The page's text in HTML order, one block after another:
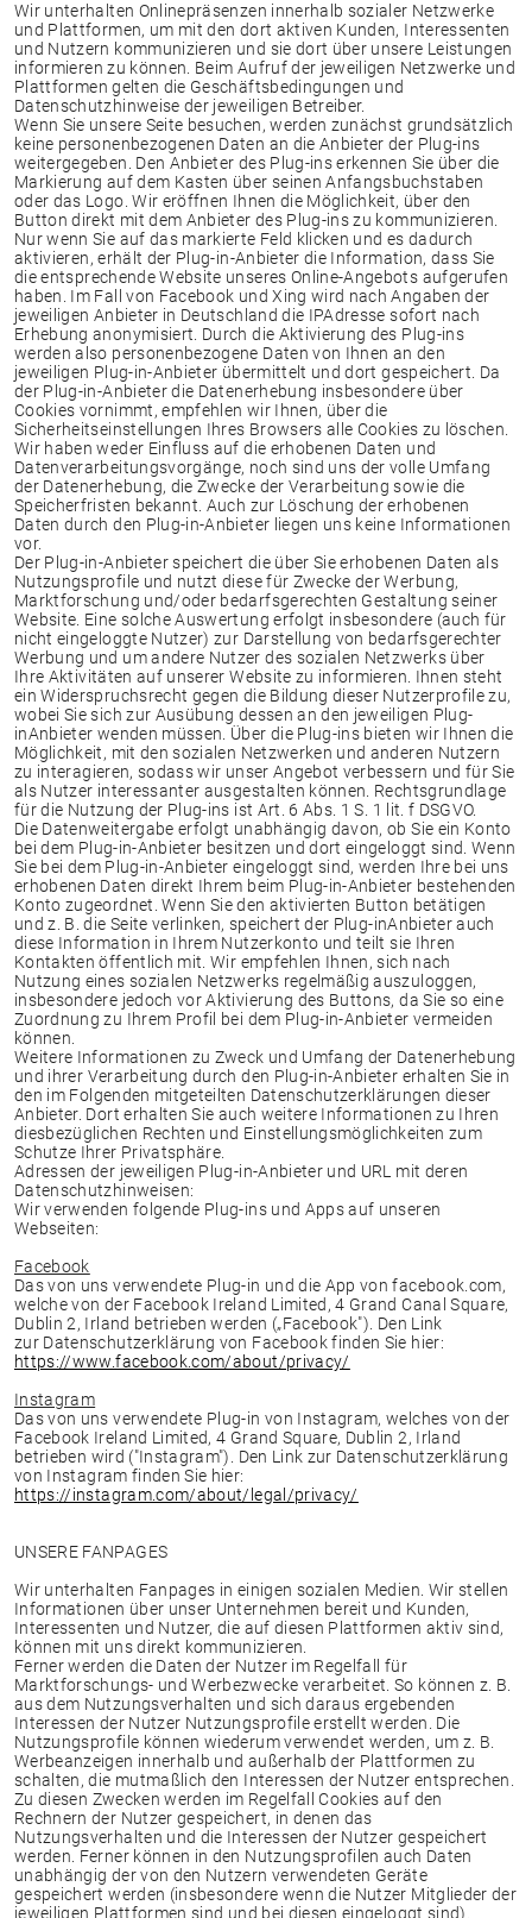
Wir unterhalten Onlinepräsenzen innerhalb sozialer Netzwerke
und Plattformen, um mit den dort aktiven Kunden, Interessenten
und Nutzern kommunizieren und sie dort über unsere Leistungen
informieren zu können. Beim Aufruf der jeweiligen Netzwerke und
Plattformen gelten die Geschäftsbedingungen und
Datenschutzhinweise der jeweiligen Betreiber.
Wenn Sie unsere Seite besuchen, werden zunächst grundsätzlich
keine personenbezogenen Daten an die Anbieter der Plug-ins
weitergegeben. Den Anbieter des Plug-ins erkennen Sie über die
Markierung auf dem Kasten über seinen Anfangsbuchstaben
oder das Logo. Wir eröffnen Ihnen die Möglichkeit, über den
Button direkt mit dem Anbieter des Plug-ins zu kommunizieren.
Nur wenn Sie auf das markierte Feld klicken und es dadurch
aktivieren, erhält der Plug-in-Anbieter die Information, dass Sie
die entsprechende Website unseres Online-Angebots aufgerufen
haben. Im Fall von Facebook und Xing wird nach Angaben der
jeweiligen Anbieter in Deutschland die IPAdresse sofort nach
Erhebung anonymisiert. Durch die Aktivierung des Plug-ins
werden also personenbezogene Daten von Ihnen an den
jeweiligen Plug-in-Anbieter übermittelt und dort gespeichert. Da
der Plug-in-Anbieter die Datenerhebung insbesondere über
Cookies vornimmt, empfehlen wir Ihnen, über die
Sicherheitseinstellungen Ihres Browsers alle Cookies zu löschen.
Wir haben weder Einfluss auf die erhobenen Daten und
Datenverarbeitungsvorgänge, noch sind uns der volle Umfang
der Datenerhebung, die Zwecke der Verarbeitung sowie die
Speicherfristen bekannt. Auch zur Löschung der erhobenen
Daten durch den Plug-in-Anbieter liegen uns keine Informationen
vor.
Der Plug-in-Anbieter speichert die über Sie erhobenen Daten als
Nutzungsprofile und nutzt diese für Zwecke der Werbung,
Marktforschung und/oder bedarfsgerechten Gestaltung seiner
Website. Eine solche Auswertung erfolgt insbesondere (auch für
nicht eingeloggte Nutzer) zur Darstellung von bedarfsgerechter
Werbung und um andere Nutzer des sozialen Netzwerks über
Ihre Aktivitäten auf unserer Website zu informieren. Ihnen steht
ein Widerspruchsrecht gegen die Bildung dieser Nutzerprofile zu,
wobei Sie sich zur Ausübung dessen an den jeweiligen Plug-
inAnbieter wenden müssen. Über die Plug-ins bieten wir Ihnen die
Möglichkeit, mit den sozialen Netzwerken und anderen Nutzern
zu interagieren, sodass wir unser Angebot verbessern und für Sie
als Nutzer interessanter ausgestalten können. Rechtsgrundlage
für die Nutzung der Plug-ins ist Art. 6 Abs. 1 S. 1 lit. f DSGVO.
Die Datenweitergabe erfolgt unabhängig davon, ob Sie ein Konto
bei dem Plug-in-Anbieter besitzen und dort eingeloggt sind. Wenn
Sie bei dem Plug-in-Anbieter eingeloggt sind, werden Ihre bei uns
erhobenen Daten direkt Ihrem beim Plug-in-Anbieter bestehenden
Konto zugeordnet. Wenn Sie den aktivierten Button betätigen
und z. B. die Seite verlinken, speichert der Plug-inAnbieter auch
diese Information in Ihrem Nutzerkonto und teilt sie Ihren
Kontakten öffentlich mit. Wir empfehlen Ihnen, sich nach
Nutzung eines sozialen Netzwerks regelmäßig auszuloggen,
insbesondere jedoch vor Aktivierung des Buttons, da Sie so eine
Zuordnung zu Ihrem Profil bei dem Plug-in-Anbieter vermeiden
können.
Weitere Informationen zu Zweck und Umfang der Datenerhebung
und ihrer Verarbeitung durch den Plug-in-Anbieter erhalten Sie in
den im Folgenden mitgeteilten Datenschutzerklärungen dieser
Anbieter. Dort erhalten Sie auch weitere Informationen zu Ihren
diesbezüglichen Rechten und Einstellungsmöglichkeiten zum
Schutze Ihrer Privatsphäre.
Adressen der jeweiligen Plug-in-Anbieter und URL mit deren
Datenschutzhinweisen:
Wir verwenden folgende Plug-ins und Apps auf unseren
Webseiten:
Facebook
Das von uns verwendete Plug-in und die App von facebook.com,
welche von der Facebook Ireland Limited, 4 Grand Canal Square,
Dublin 2, Irland betrieben werden („Facebook"). Den Link
zur Datenschutzerklärung von Facebook finden Sie hier:
https://www.facebook.com/about/privacy/
Instagram
Das von uns verwendete Plug-in von Instagram, welches von der
Facebook Ireland Limited, 4 Grand Square, Dublin 2, Irland
betrieben wird ("Instagram"). Den Link zur Datenschutzerklärung
von Instagram finden Sie hier:
https://instagram.com/about/legal/privacy/
UNSERE FANPAGES
Wir unterhalten Fanpages in einigen sozialen Medien. Wir stellen
Informationen über unser Unternehmen bereit und Kunden,
Interessenten und Nutzer, die auf diesen Plattformen aktiv sind,
können mit uns direkt kommunizieren.
Ferner werden die Daten der Nutzer im Regelfall für
Marktforschungs- und Werbezwecke verarbeitet. So können z. B.
aus dem Nutzungsverhalten und sich daraus ergebenden
Interessen der Nutzer Nutzungsprofile erstellt werden. Die
Nutzungsprofile können wiederum verwendet werden, um z. B.
Werbeanzeigen innerhalb und außerhalb der Plattformen zu
schalten, die mutmaßlich den Interessen der Nutzer entsprechen.
Zu diesen Zwecken werden im Regelfall Cookies auf den
Rechnern der Nutzer gespeichert, in denen das
Nutzungsverhalten und die Interessen der Nutzer gespeichert
werden. Ferner können in den Nutzungsprofilen auch Daten
unabhängig der von den Nutzern verwendeten Geräte
gespeichert werden (insbesondere wenn die Nutzer Mitglieder der
jeweiligen Plattformen sind und bei diesen eingeloggt sind).